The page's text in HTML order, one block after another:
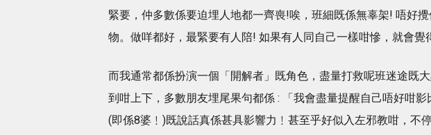
緊要，仲多數係要迫埋人地都一齊喪!唉，班細既係無辜架! 唔好
物。做咩都好，最緊要有人陪! 如果有人同自己一樣咁慘，就會覺
而我通常都係扮演一個「開解者」既角色，盡量打救呢班迷途既
到咁上下，多數朋友埋尾果句都係 : 「我會盡量提醒自己唔好咁
(即係8婆﹗)既說話真係甚具影響力﹗甚至乎好似入左邪教咁，不